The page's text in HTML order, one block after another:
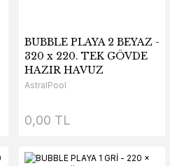
BUBBLE PLAYA 2 BEYAZ -
320 x 220. TEK GÖVDE
HAZIR HAVUZ
AstralPool
0,00 TL